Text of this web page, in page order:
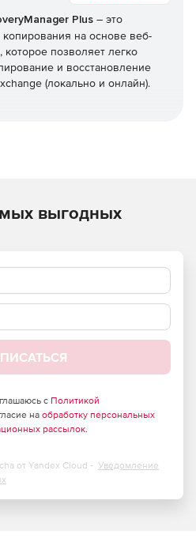
Plus – это
на основе веб-
позволяет легко
и восстановление
(локально и онлайн).
внесенного в
версий.
объектов AD и их
с использованием функции
резервные копии с истекшим
копию, чтобы уменьшить
без
своих контроллеров
выгодных
с Политикой
на обработку персональных
рассылок.
от Yandex Cloud - Уведомление